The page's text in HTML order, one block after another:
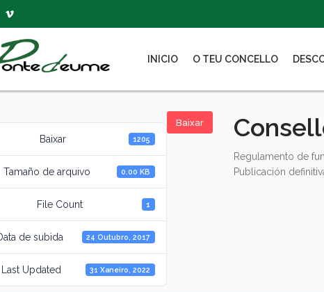
INICIO O TEU CONCELLO
Baixar
Baixar 1205
Tamaño de arquivo 0.00 KB
File Count 1
de subida 24 Outubro, 2017
Last Updated 31 Xaneiro, 2022
Regulamento de
Publicación